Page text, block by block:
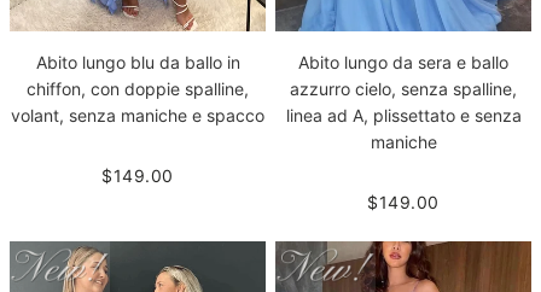
Abito lungo blu da ballo in
chiffon, con doppie spalline,
volant, senza maniche e spacco
$149.00
Abito lungo da sera e ballo
azzurro cielo, senza spalline,
linea ad A, plissettato e senza
maniche
$149.00